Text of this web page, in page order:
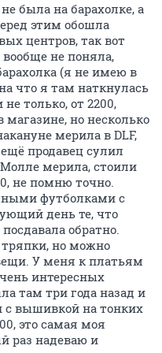
была на барахолке, а
этим обошла
центров, так вот
вообще не поняла,
(я не имею в
что я там наткнулась
только, от 2200,
магазине, но несколько
мерила в DLF,
продавец сулил
мерила, стоили
не помню точно.
футболками с
день те, что
обратно.
но можно
У меня к платьям
интересных
там три года назад и
с вышивкой на тонких
это самая моя
раз надеваю и